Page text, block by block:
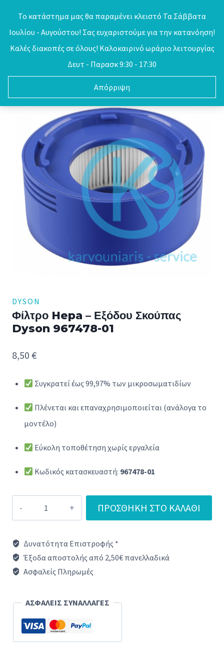
Το κατάστημα μας θα παραμένει κλειστό Τα Σάββατα
Ιουλίου - Αυγούστου! Σας ευχαριστούμε για την κατανόηση!
Καλές διακοπές σε όλους! Καλοκαιρινό ωράριο λειτουργίας
Δευτ - Παρασκ 9:30 - 17:30
Απόρριψη
0
DYSON
Φίλτρο Hepa – Εξόδου Σκούπας
Dyson 967478-01
8,50 €
Συγκρατεί έως 99,97% των μικροσωματιδίων
Πλένεται και επαναχρησιμοποιείται (ανάλογα το
μοντέλο)
Εύκολη τοποθέτηση χωρίς εργαλεία
Κωδικός κατασκευαστή: 967478-01
Hepa
Εξόδου
Σκούπας
967478-
ποσότητα
ΠΡΟΣΘΉΚΗ ΣΤΟ ΚΑΛΆΘΙ
Δυνατότητα Επιστροφής *
Έξοδα αποστολής από 2,50€ πανελλαδικά
Ασφαλείς Πληρωμές
ΑΣΦΑΛΕΙΣ ΣΥΝΑΛΛΑΓΕΣ